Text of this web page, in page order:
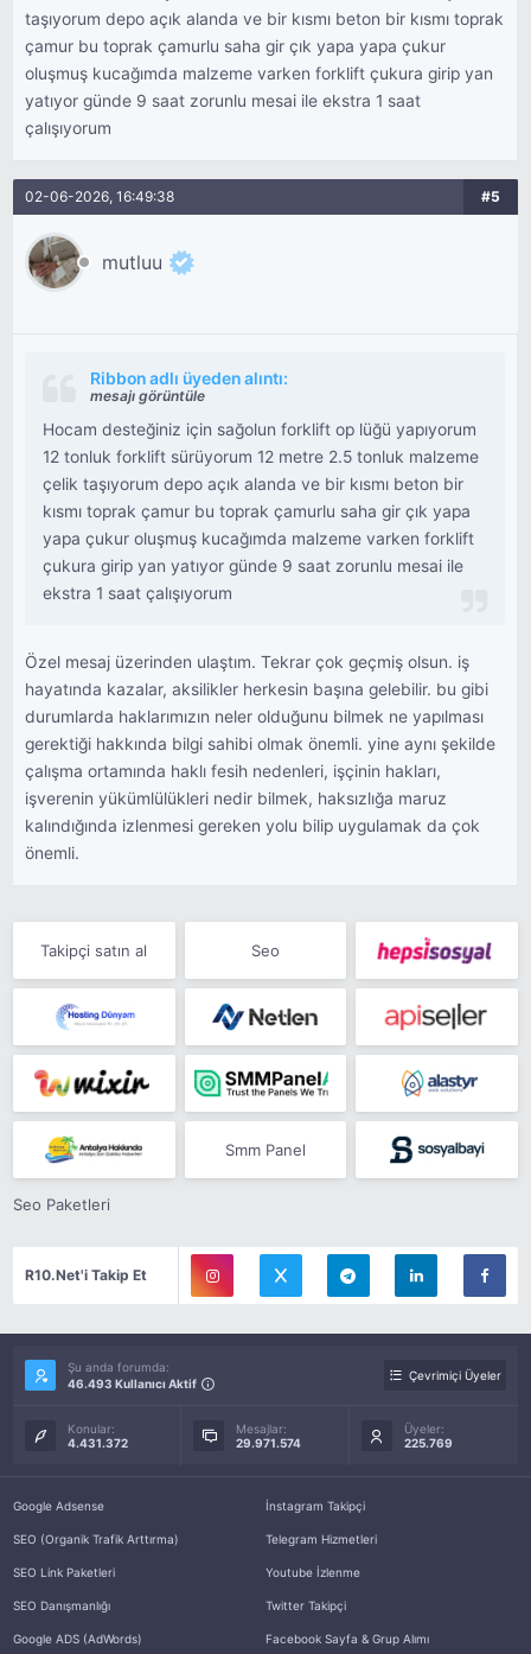
taşıyorum depo açık alanda ve bir kısmı beton bir kısmı toprak
çamur bu toprak çamurlu saha gir çık yapa yapa çukur
oluşmuş kucağımda malzeme varken forklift çukura girip yan
yatıyor günde 9 saat zorunlu mesai ile ekstra 1 saat
çalışıyorum
02-06-2026, 16:49:38 #5
mutluu
Ribbon adlı üyeden alıntı:
mesajı görüntüle
Hocam desteğiniz için sağolun forklift op lüğü yapıyorum
12 tonluk forklift sürüyorum 12 metre 2.5 tonluk malzeme
çelik taşıyorum depo açık alanda ve bir kısmı beton bir
kısmı toprak çamur bu toprak çamurlu saha gir çık yapa
yapa çukur oluşmuş kucağımda malzeme varken forklift
çukura girip yan yatıyor günde 9 saat zorunlu mesai ile
ekstra 1 saat çalışıyorum
Özel mesaj üzerinden ulaştım. Tekrar çok geçmiş olsun. iş
hayatında kazalar, aksilikler herkesin başına gelebilir. bu gibi
durumlarda haklarımızın neler olduğunu bilmek ne yapılması
gerektiği hakkında bilgi sahibi olmak önemli. yine aynı şekilde
çalışma ortamında haklı fesih nedenleri, işçinin hakları,
işverenin yükümlülükleri nedir bilmek, haksızlığa maruz
kalındığında izlenmesi gereken yolu bilip uygulamak da çok
önemli.
Takipçi satın al Seo
Smm Panel
Seo Paketleri
R10.Net'i Takip Et
Şu anda forumda:
46.493 Kullanıcı Aktif
Çevrimiçi Üyeler
Konular:
4.431.372
Mesajlar:
29.971.574
Üyeler:
225.769
Google Adsense
SEO (Organik Trafik Arttırma)
SEO Link Paketleri
SEO Danışmanlığı
Google ADS (AdWords)
İnstagram Takipçi
Telegram Hizmetleri
Youtube İzlenme
Twitter Takipçi
Facebook Sayfa & Grup Alımı